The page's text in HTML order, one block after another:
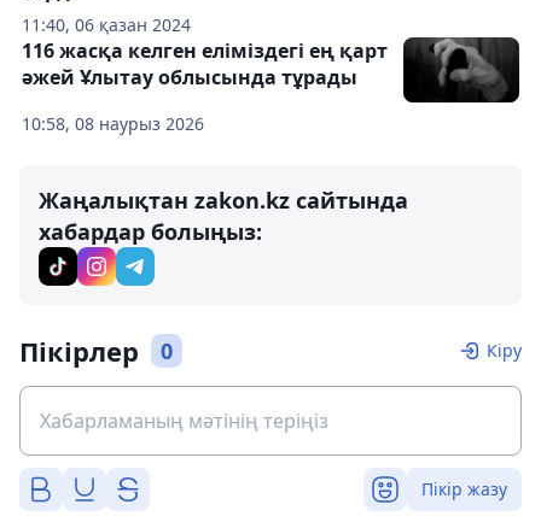
11:40, 06 қазан 2024
10:58, 08 наурыз 2026
116 жасқа келген еліміздегі ең қарт
әжей Ұлытау облысында тұрады
Жаңалықтан zakon.kz сайтында
хабардар болыңыз:
Пікірлер 0 Кіру
Пікір жазу